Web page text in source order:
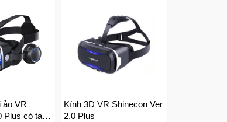
ảo VR
Plus có tai
Kính 3D VR Shinecon Ver
2.0 Plus